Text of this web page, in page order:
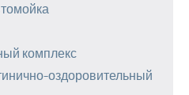
комплекс
оздоровительный